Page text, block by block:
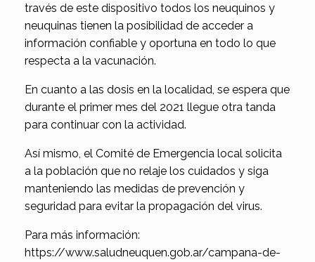
través de este dispositivo todos los neuquinos y
neuquinas tienen la posibilidad de acceder a
información confiable y oportuna en todo lo que
respecta a la vacunación.
En cuanto a las dosis en la localidad, se espera que
durante el primer mes del 2021 llegue otra tanda
para continuar con la actividad.
Así mismo, el Comité de Emergencia local solicita
a la población que no relaje los cuidados y siga
manteniendo las medidas de prevención y
seguridad para evitar la propagación del virus.
Para más información:
https://www.saludneuquen.gob.ar/campana-de-